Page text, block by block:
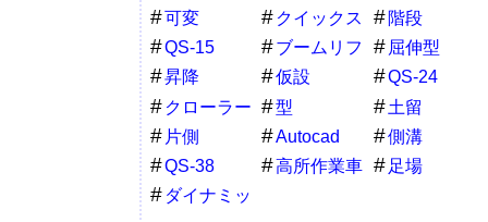
可変
クイックス
テップ
階段
QS-15
ブームリフ
ト
屈伸型
昇降
仮設
QS-24
クローラー
式
型
土留
片側
Autocad
側溝
QS-38
高所作業車
足場
ダイナミッ